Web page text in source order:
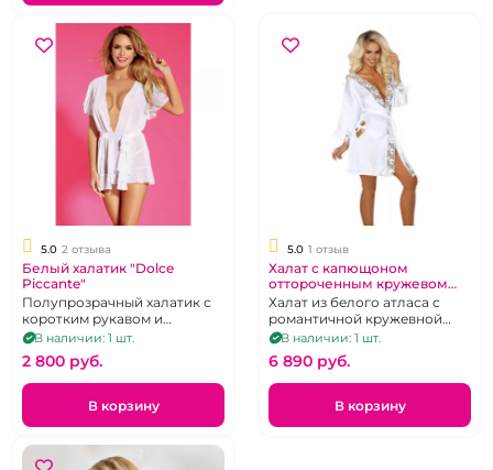
5.0 2 отзыва
Белый халатик "Dolce
Piccante"
Полупрозрачный халатик с
коротким рукавом и
атласным поясом, р. 42-44
В наличии: 1 шт.
2 800 pуб.
В корзину
5.0 1 отзыв
Халат с капющоном
оттороченным кружевом
"Beauty Night" Ambrosia
белый с кружевной каймой.
Халат из белого атласа с
романтичной кружевной
каймой по краям, р. 44-46
В наличии: 1 шт.
6 890 pуб.
В корзину